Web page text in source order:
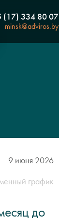
(17) 334 80 07
minsk@adviros.by
9 июня 2026
график
до